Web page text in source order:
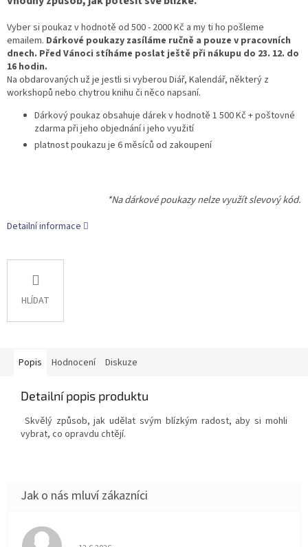
Vyber si poukaz v hodnotě od 500 - 2000 Kč a my ti ho pošleme
emailem. Dárkové poukazy zasíláme ručně a pouze v pracovních
dnech. Před Vánoci stíháme poslat ještě při nákupu do 23. 12. do
16 hodin.
Na obdarovaných už je jestli si vyberou Diář, Kalendář, některý z
workshopů nebo chytrou knihu či něco napsaní.
Dárkový poukaz obsahuje dárek v hodnotě 1 500 Kč + poštovné
zdarma při jeho objednání i jeho využití
platnost poukazu je 6 měsíců od zakoupení
*Na dárkové poukazy nelze využít slevový kód.
Detailní informace
HLÍDAT
Popis Hodnocení Diskuze
Detailní popis produktu
Skvělý způsob, jak udělat svým blízkým radost, aby si mohli
vybrat, co opravdu chtějí.